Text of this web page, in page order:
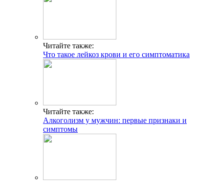
Читайте также:
Что такое лейкоз крови и его симптоматика
Читайте также:
Алкоголизм у мужчин: первые признаки и
симптомы